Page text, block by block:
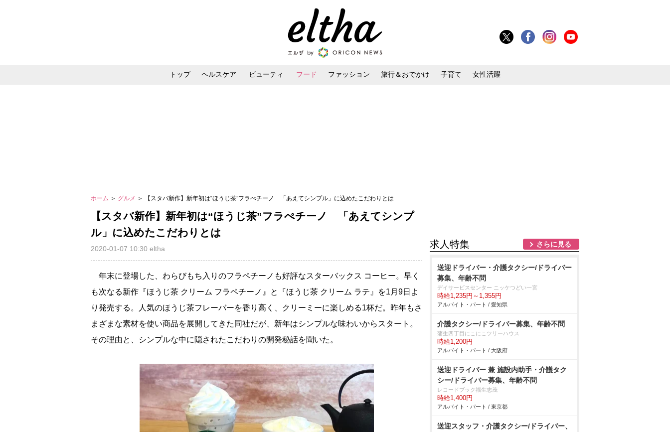
トップ ヘルスケア ビューティ フード ファッション 旅行＆おでかけ 子育て 女性活躍
ホーム ＞ グルメ ＞ 【スタバ新作】新年初は“ほうじ茶”フラぺチーノ 「あえてシンプル」に込めたこだわりとは
【スタバ新作】新年初は“ほうじ茶”フラぺチーノ 「あえてシンプ
ル」に込めたこだわりとは
2020-01-07 10:30 eltha
年末に登場した、わらびもち入りのフラペチーノも好評なスターバックス コーヒー。早く
も次なる新作『ほうじ茶 クリーム フラペチーノ』と『ほうじ茶 クリーム ラテ』を1月9日よ
り発売する。人気のほうじ茶フレーバーを香り高く、クリーミーに楽しめる1杯だ。昨年もさ
まざまな素材を使い商品を展開してきた同社だが、新年はシンプルな味わいからスタート。
その理由と、シンプルな中に隠されたこだわりの開発秘話を聞いた。
求人特集 さらに見る
送迎ドライバー・介護タクシー/ドライバー
募集、年齢不問
デイサービスセンター ニッケつどい一宮
時給1,235円～1,355円
アルバイト・パート / 愛知県
介護タクシー/ドライバー募集、年齢不問
蒲生四丁目にこにこツリーハウス
時給1,200円
アルバイト・パート / 大阪府
送迎ドライバー 兼 施設内助手・介護タク
シー/ドライバー募集、年齢不問
レコードブック福生志茂
時給1,400円
アルバイト・パート / 東京都
送迎スタッフ・介護タクシー/ドライバー、